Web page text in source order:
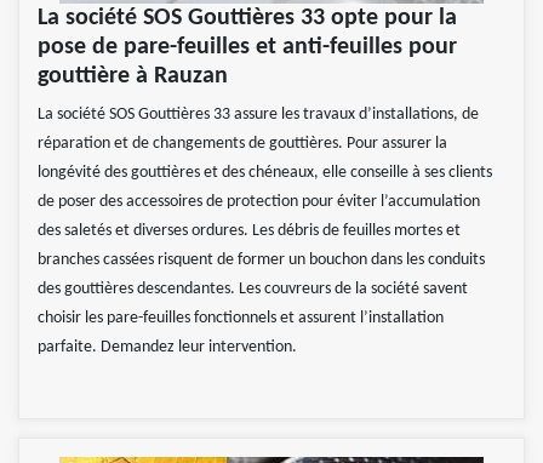
La société SOS Gouttières 33 opte pour la
pose de pare-feuilles et anti-feuilles pour
gouttière à Rauzan
La société SOS Gouttières 33 assure les travaux d’installations, de
réparation et de changements de gouttières. Pour assurer la
longévité des gouttières et des chéneaux, elle conseille à ses clients
de poser des accessoires de protection pour éviter l’accumulation
des saletés et diverses ordures. Les débris de feuilles mortes et
branches cassées risquent de former un bouchon dans les conduits
des gouttières descendantes. Les couvreurs de la société savent
choisir les pare-feuilles fonctionnels et assurent l’installation
parfaite. Demandez leur intervention.